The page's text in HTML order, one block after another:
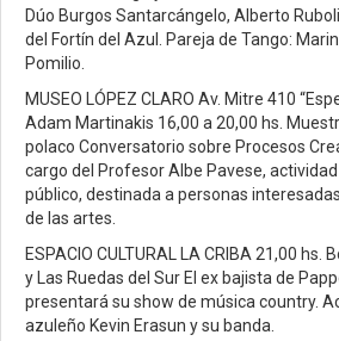
Dúo Burgos Santarcángelo, Alberto
del Fortín del Azul. Pareja de Tango:
Pomilio.
MUSEO LÓPEZ CLARO Av. Mitre 410
Adam Martinakis 16,00 a 20,00 hs.
polaco Conversatorio sobre Procesos
cargo del Profesor Albe Pavese,
público, destinada a personas
de las artes.
ESPACIO CULTURAL LA CRIBA 21,00 hs.
y Las Ruedas del Sur El ex bajista de
presentará su show de música country.
azuleño Kevin Erasun y su banda.